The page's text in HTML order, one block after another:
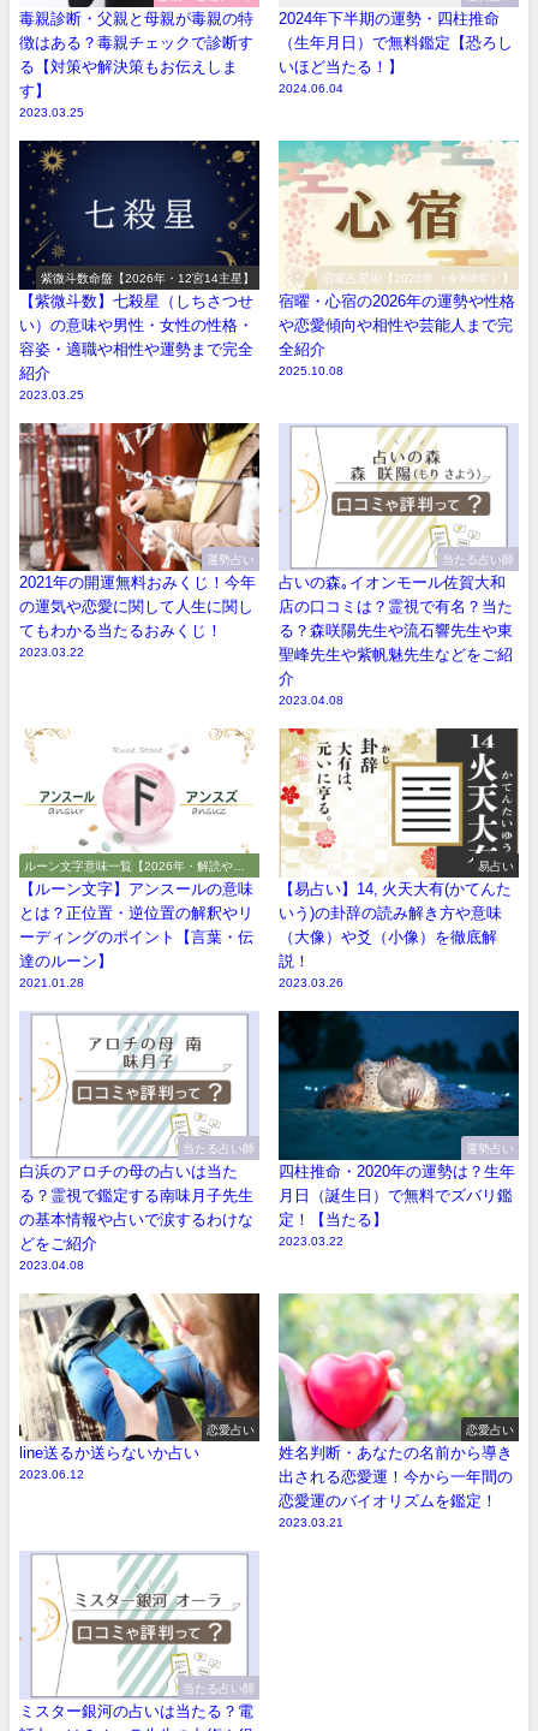
毒親診断・父親と母親が毒親の特
徴はある？毒親チェックで診断す
る【対策や解決策もお伝えしま
す】
2023.03.25
2024年下半期の運勢・四柱推命
（生年月日）で無料鑑定【恐ろし
いほど当たる！】
2024.06.04
紫微斗数命盤【2026年・12宮14主星】
【紫微斗数】七殺星（しちさつせ
い）の意味や男性・女性の性格・
容姿・適職や相性や運勢まで完全
紹介
2023.03.25
宿曜占星術【2026年（令和8年）】
宿曜・心宿の2026年の運勢や性格
や恋愛傾向や相性や芸能人まで完
全紹介
2025.10.08
運勢占い
2021年の開運無料おみくじ！今年
の運気や恋愛に関して人生に関し
てもわかる当たるおみくじ！
2023.03.22
当たる占い師
占いの森｡イオンモール佐賀大和
店の口コミは？霊視で有名？当た
る？森咲陽先生や流石響先生や東
聖峰先生や紫帆魅先生などをご紹
介
2023.04.08
ルーン文字意味一覧【2026年・解読や解
釈やアルファベット】
【ルーン文字】アンスールの意味
とは？正位置・逆位置の解釈やリ
ーディングのポイント【言葉・伝
達のルーン】
2021.01.28
易占い
【易占い】14, 火天大有(かてんた
いう)の卦辞の読み解き方や意味
（大像）や爻（小像）を徹底解
説！
2023.03.26
当たる占い師
白浜のアロチの母の占いは当た
る？霊視で鑑定する南味月子先生
の基本情報や占いで涙するわけな
どをご紹介
2023.04.08
運勢占い
四柱推命・2020年の運勢は？生年
月日（誕生日）で無料でズバリ鑑
定！【当たる】
2023.03.22
恋愛占い
line送るか送らないか占い
2023.06.12
恋愛占い
姓名判断・あなたの名前から導き
出される恋愛運！今から一年間の
恋愛運のバイオリズムを鑑定！
2023.03.21
当たる占い師
ミスター銀河の占いは当たる？電